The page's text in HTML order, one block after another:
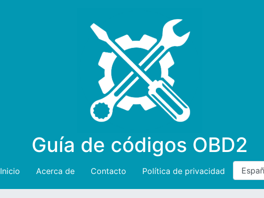
Guía de códigos OBD2
Inicio Acerca de Contacto Política de privacidad